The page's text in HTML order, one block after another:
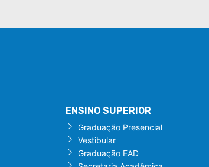
ENSINO SUPERIOR
Graduação Presencial
Vestibular
Graduação EAD